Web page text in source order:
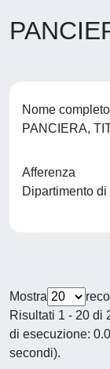
Nome completo
PANCIERA,
Afferenza
Dipartimento
Mostra
Risultati 1 - 20 di
di esecuzione:
secondi).